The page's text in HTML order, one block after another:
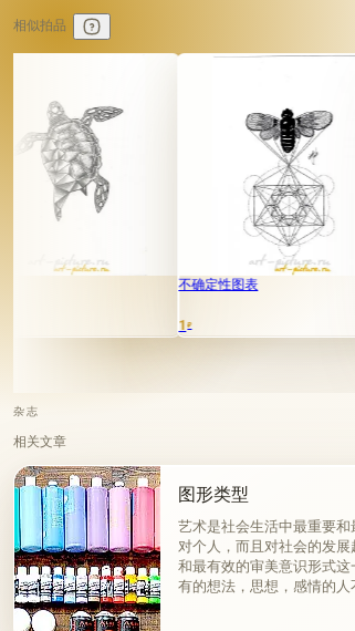
相似拍品
杂志
相关文章
图形类型
艺术是社会生活中最重要
对个人，而且对社会的发
和最有效的审美意识形式
有的想法，思想，感情的人